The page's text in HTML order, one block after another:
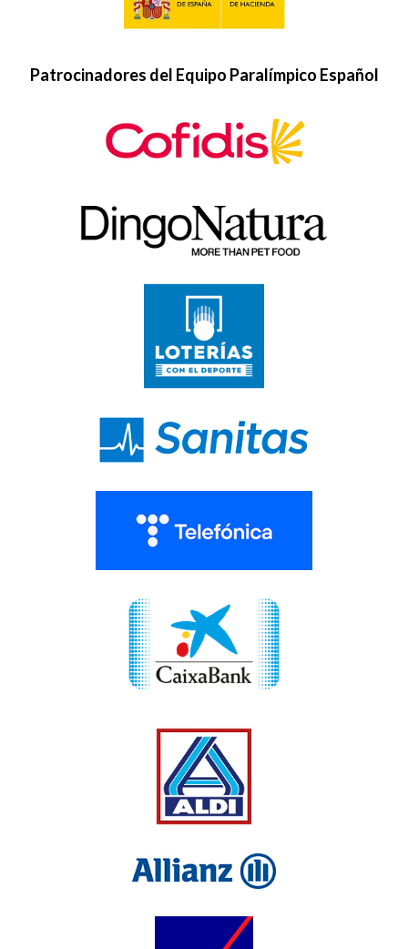
Patrocinadores del Equipo Paralímpico Español